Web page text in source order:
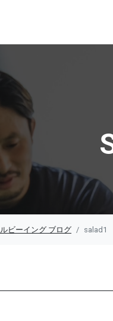
ーイン
ビーイング ブログ salad1